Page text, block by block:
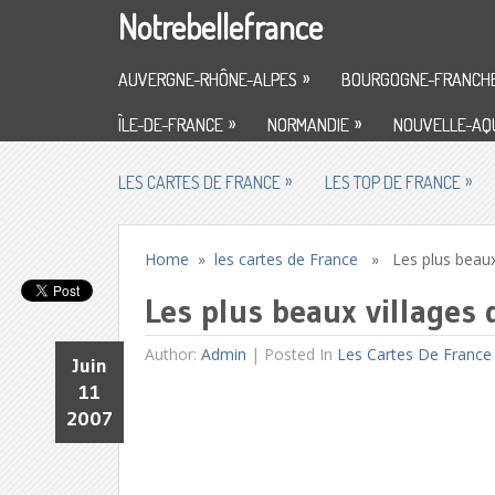
Notrebellefrance
AUVERGNE-RHÔNE-ALPES » BOURGOGNE-
ÎLE-DE-FRANCE » NORMANDIE » NOUVELLE-
LES CARTES DE FRANCE » LES TOP DE FRANCE »
Home »les cartes de France » Les plus
Les plus beaux villages
Author:Admin |
Juin
11
2007
Posted In Les Cartes De France